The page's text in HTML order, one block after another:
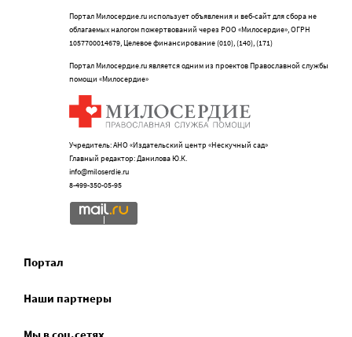
Портал Милосердие.ru использует объявления и веб-сайт для сбора не
облагаемых налогом пожертвований через РОО «Милосердие», ОГРН
1057700014679, Целевое финансирование (010), (140), (171)
Портал Милосердие.ru является одним из проектов Православной службы
помощи «Милосердие»
Учредитель: АНО «Издательский центр «Нескучный сад»
Главный редактор: Данилова Ю.К.
info@miloserdie.ru
8-499-350-05-95
Портал
Наши партнеры